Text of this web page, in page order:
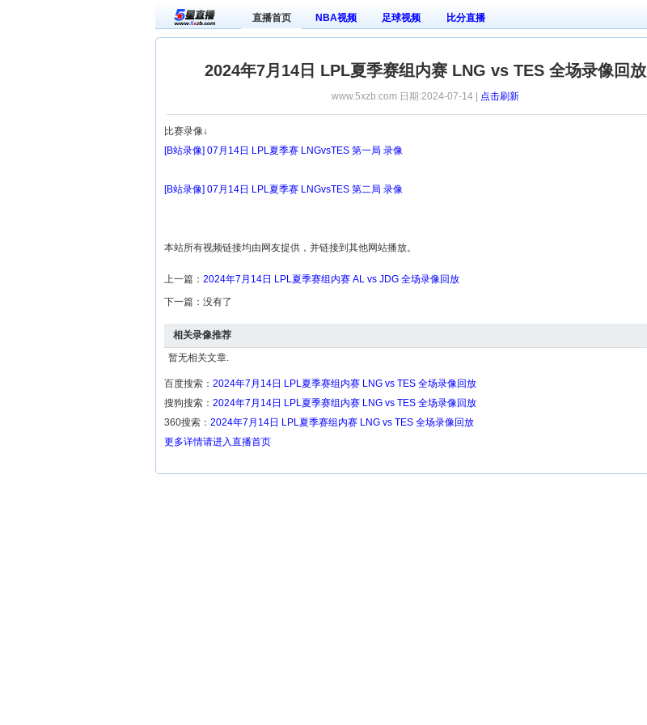
直播首页 NBA视频 足球视频 比分直播
2024年7月14日 LPL夏季赛组内赛 LNG vs TES 全场录像回放
www.5xzb.com 日期:2024-07-14 | 点击刷新
比赛录像↓
[B站录像] 07月14日 LPL夏季赛 LNGvsTES 第一局 录像
[B站录像] 07月14日 LPL夏季赛 LNGvsTES 第二局 录像
本站所有视频链接均由网友提供，并链接到其他网站播放。
上一篇： 2024年7月14日 LPL夏季赛组内赛 AL vs JDG 全场录像回放
下一篇：没有了
相关录像推荐
暂无相关文章.
百度搜索： 2024年7月14日 LPL夏季赛组内赛 LNG vs TES 全场录像回放
搜狗搜索： 2024年7月14日 LPL夏季赛组内赛 LNG vs TES 全场录像回放
360搜索： 2024年7月14日 LPL夏季赛组内赛 LNG vs TES 全场录像回放
更多详情请进入直播首页